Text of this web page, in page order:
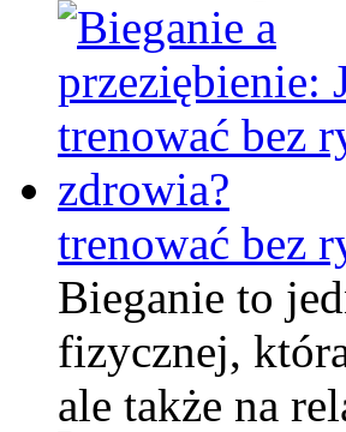
trenować bez
Bieganie to
fizycznej,
ale także na